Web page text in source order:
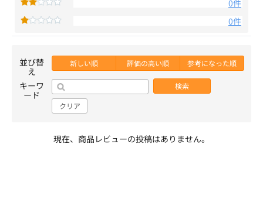
0件
0件
並び替
え
新しい順 評価の高い順 参考になった順
キーワ
ード
検索
クリア
現在、商品レビューの投稿はありません。